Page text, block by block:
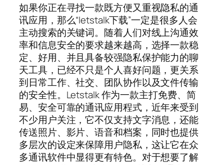
如果你正在寻找一款既方便又重视隐私的通
讯应用，那么“letstalk下载”一定是很多人会
主动搜索的关键词。随着人们对线上沟通效
率和信息安全的要求越来越高，选择一款稳
定、好用、并且具备较强隐私保护能力的聊
天工具，已经不只是个人喜好问题，更关系
到日常工作、社交、团队协作以及文件传输
的安全性。Letstalk 作为一款主打免费、简
易、安全可靠的通讯应用程式，近年来受到
不少用户关注，它不仅支持文字消息，还能
传送照片、影片、语音和档案，同时也提供
多层次的设定来保障用户隐私，这让它在众
多通讯软件中显得更有特色。对于想要了解